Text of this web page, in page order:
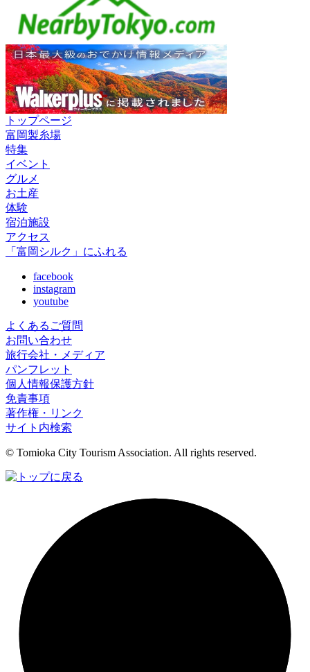
トップページ
富岡製糸場
特集
イベント
グルメ
お土産
体験
宿泊施設
アクセス
「富岡シルク」にふれる
facebook
instagram
youtube
よくあるご質問
お問い合わせ
旅行会社・メディア
パンフレット
個人情報保護方針
免責事項
著作権・リンク
サイト内検索
© Tomioka City Tourism Association. All rights reserved.